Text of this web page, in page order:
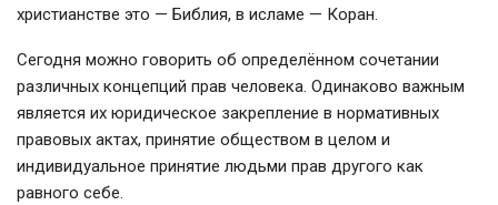
христианстве это — Библия, в исламе — Коран.
Сегодня можно говорить об определённом сочетании
различных концепций прав человека. Одинаково важным
является их юридическое закрепление в нормативных
правовых актах, принятие обществом в целом и
индивидуальное принятие людьми прав другого как
равного себе.